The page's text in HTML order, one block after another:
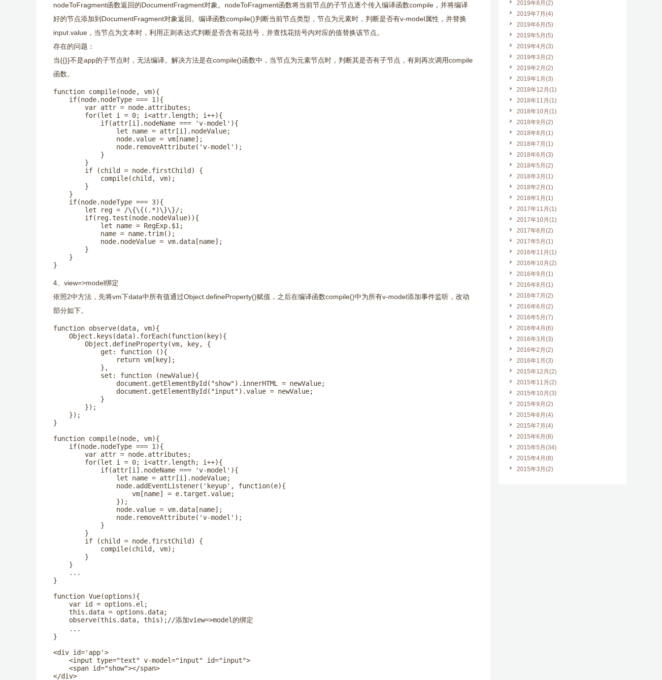
nodeToFragment函数返回的DocumentFragment对象。nodeToFragment函数将当前节点的子节点逐个传入编译函数compile，并将编译
好的节点添加到DocumentFragment对象返回。编译函数compile()判断当前节点类型，节点为元素时，判断是否有v-model属性，并替换
input.value，当节点为文本时，利用正则表达式判断是否含有花括号，并查找花括号内对应的值替换该节点。
存在的问题：
当{{}}不是app的子节点时，无法编译。解决方法是在compile()函数中，当节点为元素节点时，判断其是否有子节点，有则再次调用compile
函数。
function compile(node, vm){
    if(node.nodeType === 1){
        var attr = node.attributes;
        for(let i = 0; i<attr.length; i++){
            if(attr[i].nodeName === 'v-model'){
                let name = attr[i].nodeValue;
                node.value = vm[name];
                node.removeAttribute('v-model');
            }
        }
        if (child = node.firstChild) {
            compile(child, vm);
        }
    }
    if(node.nodeType === 3){
        let reg = /\{\{(.*)\}\}/;
        if(reg.test(node.nodeValue)){
            let name = RegExp.$1;
            name = name.trim();
            node.nodeValue = vm.data[name];
        }
    }
}
4、view=>model绑定
依照2中方法，先将vm下data中所有值通过Object.defineProperty()赋值，之后在编译函数compile()中为所有v-model添加事件监听，改动
部分如下。
function observe(data, vm){
    Object.keys(data).forEach(function(key){
        Object.defineProperty(vm, key, {
            get: function (){
                return vm[key];
            },
            set: function (newValue){
                document.getElementById("show").innerHTML = newValue;
                document.getElementById("input").value = newValue;
            }
        });
    });
}
function compile(node, vm){
    if(node.nodeType === 1){
        var attr = node.attributes;
        for(let i = 0; i<attr.length; i++){
            if(attr[i].nodeName === 'v-model'){
                let name = attr[i].nodeValue;
                node.addEventListener('keyup', function(e){
                    vm[name] = e.target.value;
                });
                node.value = vm.data[name];
                node.removeAttribute('v-model');
            }
        }
        if (child = node.firstChild) {
            compile(child, vm);
        }
    }
    ...
}
function Vue(options){
    var id = options.el;
    this.data = options.data;
    observe(this.data, this);//添加view=>model的绑定
    ...
}
<div id='app'>
    <input type="text" v-model="input" id="input">
    <span id="show"></span>
</div>
2019年8月(2)
2019年7月(4)
2019年6月(5)
2019年5月(5)
2019年4月(3)
2019年3月(2)
2019年2月(2)
2019年1月(3)
2018年12月(1)
2018年11月(1)
2018年10月(1)
2018年9月(2)
2018年8月(1)
2018年7月(1)
2018年6月(3)
2018年5月(2)
2018年3月(1)
2018年2月(1)
2018年1月(1)
2017年11月(1)
2017年10月(1)
2017年8月(2)
2017年5月(1)
2016年11月(1)
2016年10月(2)
2016年9月(1)
2016年8月(1)
2016年7月(2)
2016年6月(2)
2016年5月(7)
2016年4月(6)
2016年3月(3)
2016年2月(2)
2016年1月(3)
2015年12月(2)
2015年11月(2)
2015年10月(3)
2015年9月(2)
2015年8月(4)
2015年7月(4)
2015年6月(8)
2015年5月(34)
2015年4月(8)
2015年3月(2)